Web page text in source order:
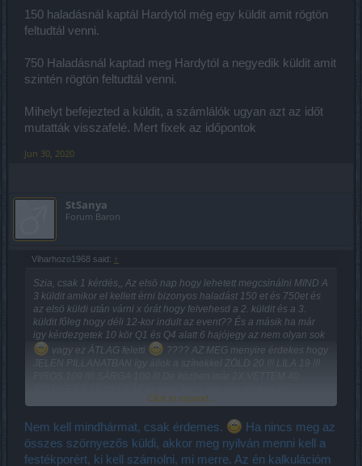
150 haladásnál kaptál Hardytól még egy küldit amit rögtön
feltudtál venni.
750 Haladásnál kaptad meg Hardytól a negyedik küldit amit
szintén rögtön feltudtál venni.
Mihelyt befejezted a küldit, a számlálók ugyan azt az időt
mutatták visszafelé. Mert fixek az időpontok
Jun 30, 2020
StSanya
Forum Baron
Viharhozo1968 said: ↑
Szia, csak 1 kérdés,, Az elsö nap hogy lehetett megcsinálni MIND A
3 küldit amikor el kellett érni bizonyos haladást 150 et és 750et és
az elsö küldi után várni x órát hogy felvehesd a 2. küldit és a 3.
küldit főleg hogy déli 12-kor indult az event?? És a másik ha már
igy kérdezgetek 10 kör Q1 és Q4 alatt 6 hajójegy az nem olyan sok
vagy ez ÁTLAG feletti
???? AZ MEG menyire érdekes hogy
MINTHA " véletlen " nem esne ez a 2 szín és így vehetem meg
Click to expand...
Nem kell mindhármat, csak érdemes.
Ha nincs meg az
összes szörnyezős küldi, akkor meg nyilván menni kell a
festékporért, ki kell számolni, mi merre. Az én kalkulációm